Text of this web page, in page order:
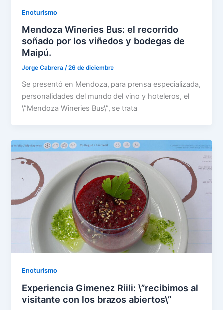
Enoturismo
Mendoza Wineries Bus: el recorrido
soñado por los viñedos y bodegas de
Maipú.
Jorge Cabrera/26 de diciembre
Se presentó en Mendoza, para prensa especializada,
personalidades del mundo del vino y hoteleros, el
\”Mendoza Wineries Bus\”, se trata
Enoturismo
Experiencia Gimenez Riili: \”recibimos al
visitante con los brazos abiertos\”